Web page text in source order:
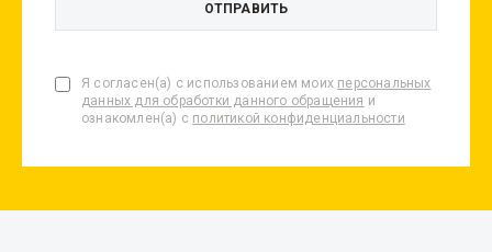
Я согласен(а) с использованием моих персональных
данных для обработки данного обращения и
ознакомлен(а) с политикой конфиденциальности